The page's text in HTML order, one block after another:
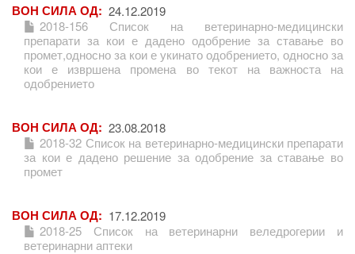
ВОН СИЛА ОД
24.12.2019
2018-156 Список на ветеринарно-медицински
препарати за кои е дадено одобрение за ставање во
промет,односно за кои е укинато одобрението, односно за
кои е извршена промена во текот на важноста на
одобрението
ВОН СИЛА ОД
23.08.2018
2018-32 Список на ветеринарно-медицински препарати
за кои е дадено решение за одобрение за ставање во
промет
ВОН СИЛА ОД
17.12.2019
2018-25 Список на ветеринарни веледрогерии и
ветеринарни аптеки